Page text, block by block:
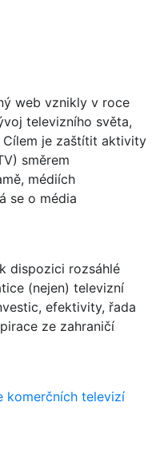
web vznikly v roce
televizního světa,
Cílem je zaštítit aktivity
směrem
médiích
se o média
dispozici rozsáhlé
(nejen) televizní
efektivity, řada
ze zahraničí
komerčních televizí